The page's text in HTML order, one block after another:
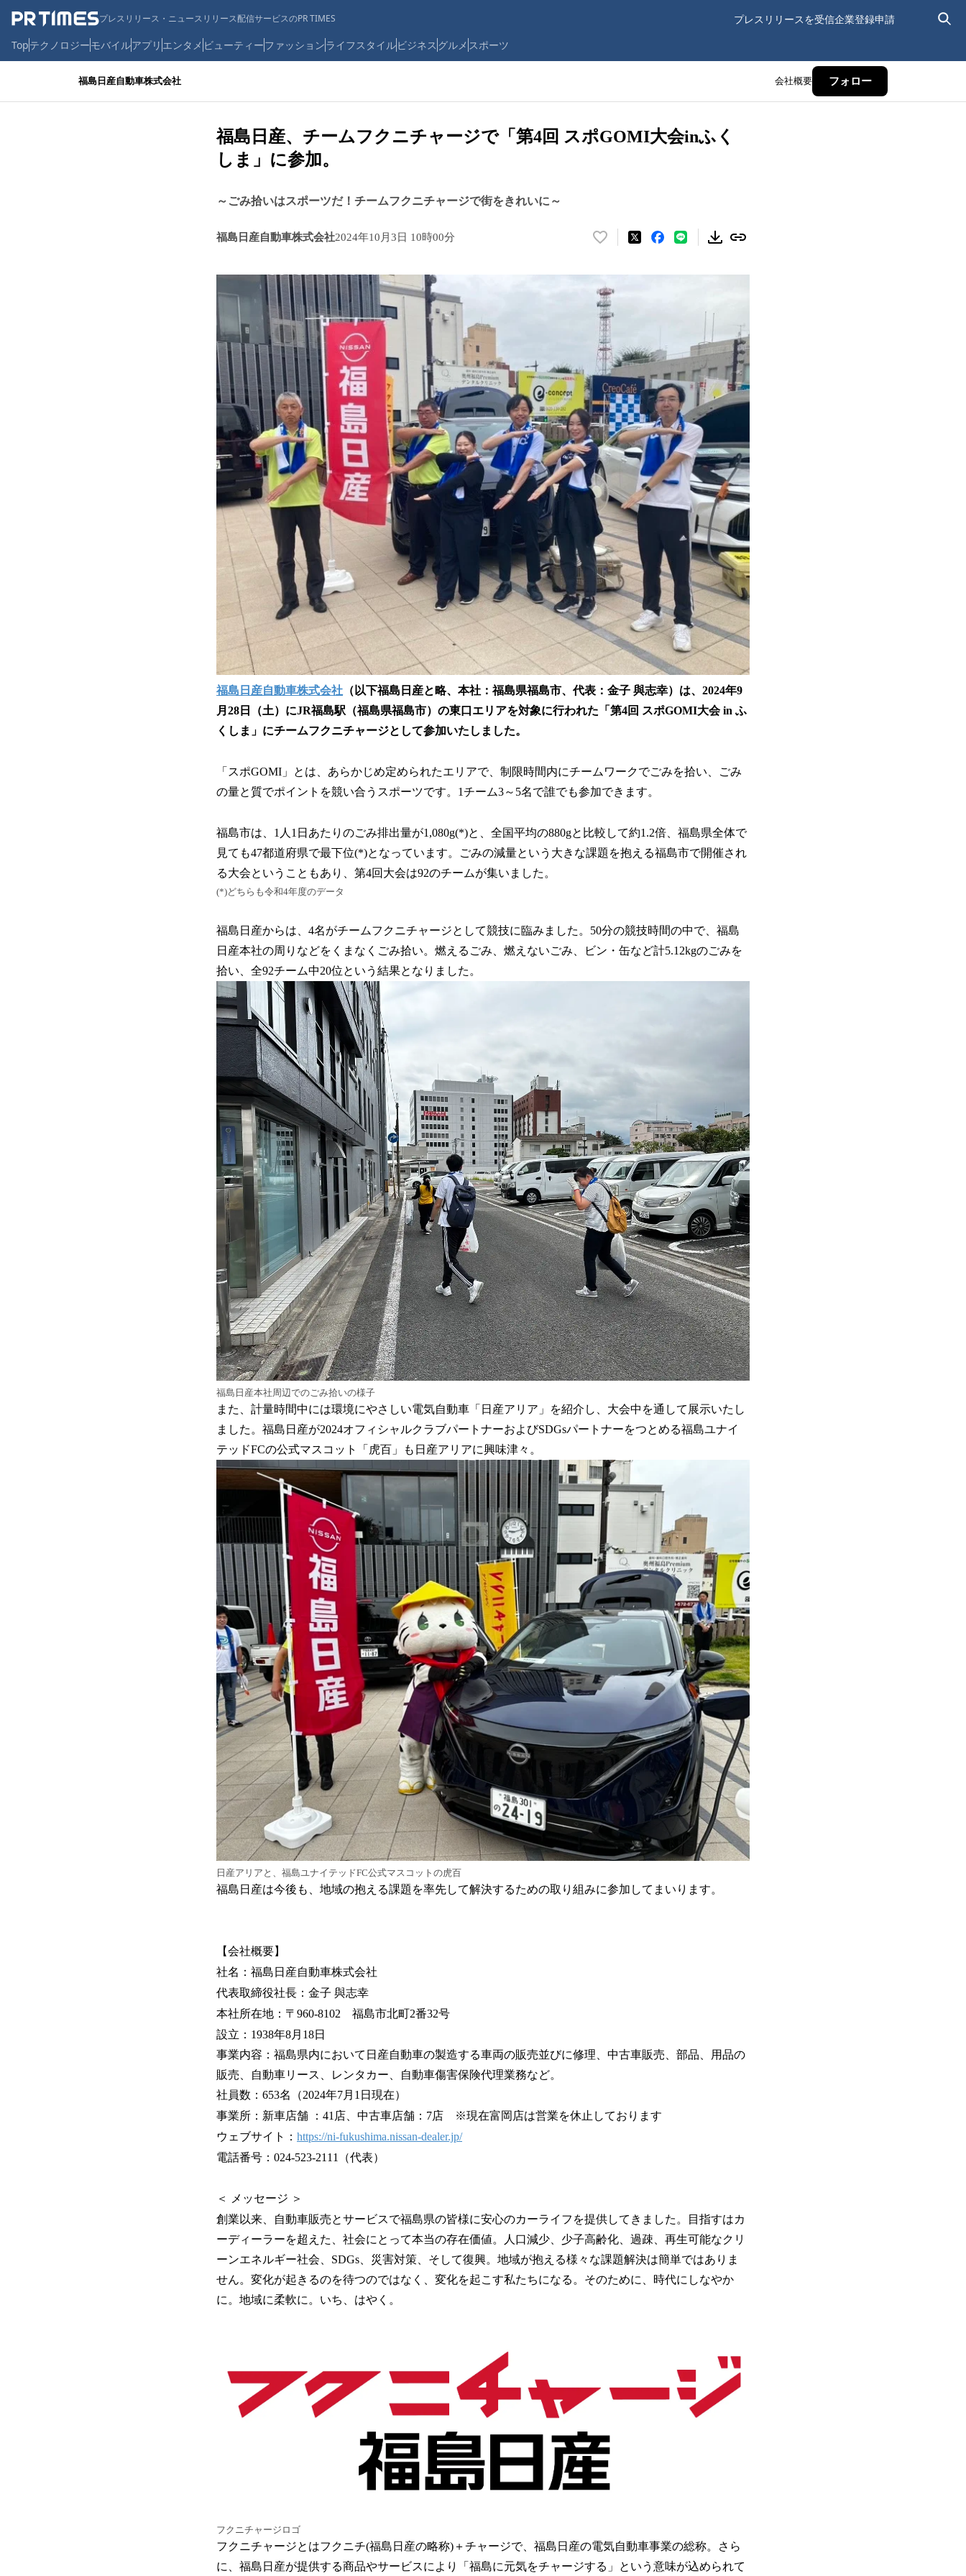
プレスリリース・ニュースリリース配信サービスのPR TIMES プレスリリースを受信企業登録申請
Topテクノロジーモバイルアプリ エンタメ ビューティーファッションライフスタイルビジネス グルメ スポーツ
福島日産自動車株式会社 会社概要 フォロー
福島日産、チームフクニチャージで「第4回 スポGOMI大会inふく
しま」に参加。
～ごみ拾いはスポーツだ！チームフクニチャージで街をきれいに～
福島日産自動車株式会社2024年10月3日 10時00分
い
ね
！
数
を
読
み
込
み
中
で
す
福島日産自動車株式会社 （以下福島日産と略、本社：福島県福島市、代表：金子 與志幸）は、2024年9
月28日（土）にJR福島駅（福島県福島市）の東口エリアを対象に行われた「第4回 スポGOMI大会 in ふ
くしま」にチームフクニチャージとして参加いたしました。
「スポGOMI」とは、あらかじめ定められたエリアで、制限時間内にチームワークでごみを拾い、ごみ
の量と質でポイントを競い合うスポーツです。1チーム3～5名で誰でも参加できます。
福島市は、1人1日あたりのごみ排出量が1,080g(*)と、全国平均の880gと比較して約1.2倍、福島県全体で
見ても47都道府県で最下位(*)となっています。ごみの減量という大きな課題を抱える福島市で開催され
る大会ということもあり、第4回大会は92のチームが集いました。
(*)どちらも令和4年度のデータ
福島日産からは、4名がチームフクニチャージとして競技に臨みました。50分の競技時間の中で、福島
日産本社の周りなどをくまなくごみ拾い。燃えるごみ、燃えないごみ、ビン・缶など計5.12kgのごみを
拾い、全92チーム中20位という結果となりました。
福島日産本社周辺でのごみ拾いの様子
また、計量時間中には環境にやさしい電気自動車「日産アリア」を紹介し、大会中を通して展示いたし
ました。福島日産が2024オフィシャルクラブパートナーおよびSDGsパートナーをつとめる福島ユナイ
テッドFCの公式マスコット「虎百」も日産アリアに興味津々。
日産アリアと、福島ユナイテッドFC公式マスコットの虎百
福島日産は今後も、地域の抱える課題を率先して解決するための取り組みに参加してまいります。
【会社概要】
社名：福島日産自動車株式会社
代表取締役社長：金子 與志幸
本社所在地：〒960-8102 福島市北町2番32号
設立：1938年8月18日
事業内容：福島県内において日産自動車の製造する車両の販売並びに修理、中古車販売、部品、用品の
販売、自動車リース、レンタカー、自動車傷害保険代理業務など。
社員数：653名（2024年7月1日現在）
事業所：新車店舗 ：41店、中古車店舗：7店 ※現在富岡店は営業を休止しております
ウェブサイト： https://ni-fukushima.nissan-dealer.jp/
電話番号：024-523-2111（代表）
＜ メッセージ ＞
創業以来、自動車販売とサービスで福島県の皆様に安心のカーライフを提供してきました。目指すはカ
ーディーラーを超えた、社会にとって本当の存在価値。人口減少、少子高齢化、過疎、再生可能なクリ
ーンエネルギー社会、SDGs、災害対策、そして復興。地域が抱える様々な課題解決は簡単ではありま
せん。変化が起きるのを待つのではなく、変化を起こす私たちになる。そのために、時代にしなやか
に。地域に柔軟に。いち、はやく。
フクニチャージロゴ
フクニチャージとはフクニチ(福島日産の略称)＋チャージで、福島日産の電気自動車事業の総称。さら
に、福島日産が提供する商品やサービスにより「福島に元気をチャージする」という意味が込められて